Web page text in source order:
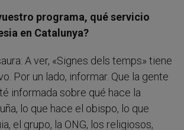
programa, qué servicio
en Catalunya?
A ver, «Signes dels temps» tiene
Por un lado, informar. Que la gente
informada sobre qué hace la
lo que hace el obispo, lo que
el grupo, la ONG, los religiosos,